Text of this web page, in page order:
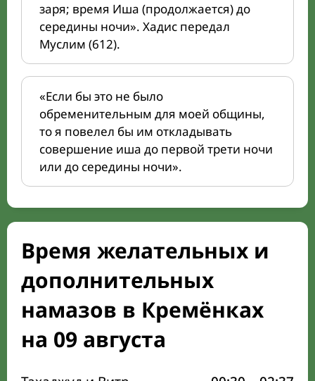
заря; время Иша (продолжается) до
середины ночи». Хадис передал
Муслим (612).
«Если бы это не было
обременительным для моей общины,
то я повелел бы им откладывать
совершение иша до первой трети ночи
или до середины ночи».
Время желательных и
дополнительных
намазов в Кремёнках
на 09 августа